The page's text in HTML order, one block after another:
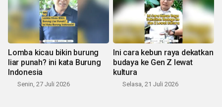
Lomba kicau bikin burung
liar punah? ini kata Burung
Indonesia
Senin, 27 Juli 2026
Ini cara kebun raya dekatkan
budaya ke Gen Z lewat
kultura
Selasa, 21 Juli 2026